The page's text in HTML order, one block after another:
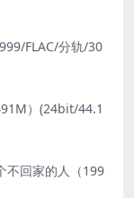
FLAC/分轨/30
）(24bit/44.1
不回家的人（199